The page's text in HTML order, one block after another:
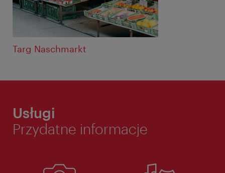
Targ Naschmarkt
Usługi
Przydatne informacje